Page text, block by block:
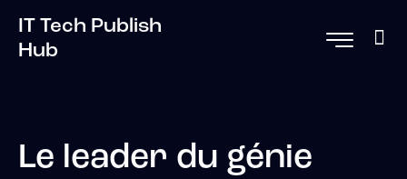
IT Tech Publish
Hub
Le leader du génie